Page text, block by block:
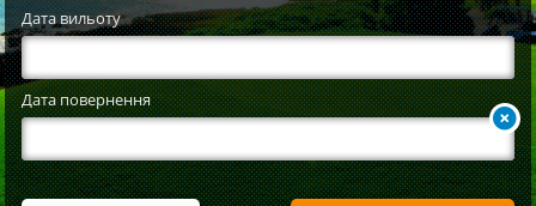
Дата вильоту
Дата повернення